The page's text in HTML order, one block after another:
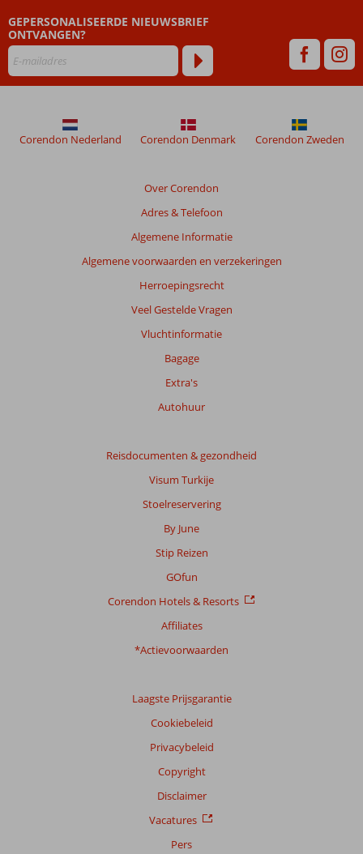
dan
48
niet
weergegeven
om
garanderen.
GEPERSONALISEERDE NIEUWSBRIEF
ONTVANGEN?
Over Corendon
Adres & Telefoon
Algemene Informatie
Algemene voorwaarden en verzekeringen
Herroepingsrecht
Veel Gestelde Vragen
Vluchtinformatie
Bagage
Extra's
Autohuur
Reisdocumenten & gezondheid
Visum Turkije
Stoelreservering
By June
Stip Reizen
GOfun
Corendon Hotels & Resorts
Affiliates
*Actievoorwaarden
Laagste Prijsgarantie
Cookiebeleid
Privacybeleid
Copyright
Disclaimer
Vacatures
Pers
Corendon Nederland Corendon Denmark Corendon Zweden